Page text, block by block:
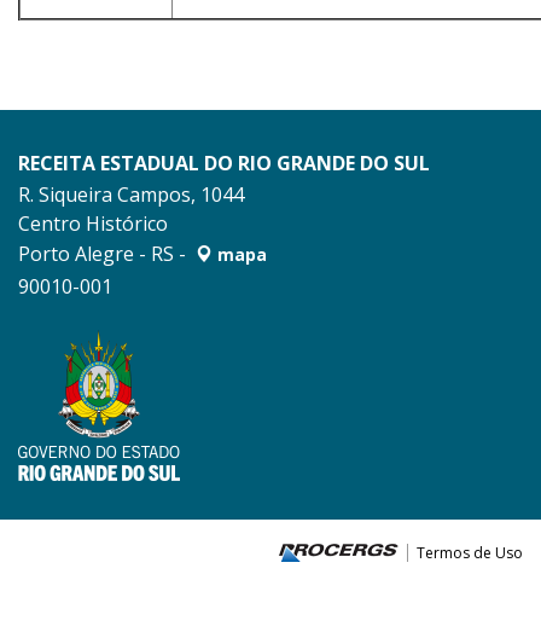
RECEITA ESTADUAL DO RIO GRANDE DO SUL
R. Siqueira Campos, 1044
Centro Histórico
Porto Alegre - RS -
mapa
90010-001
Termos de Uso